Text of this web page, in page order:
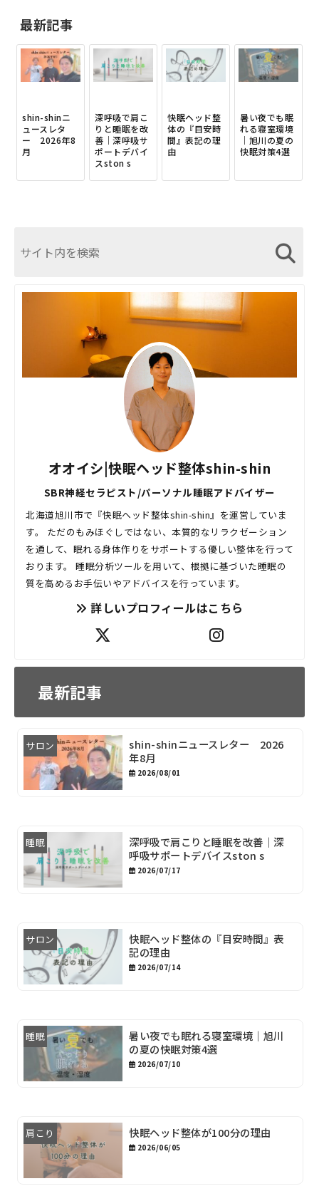
最新記事
shin-shinニ
ュースレタ
ー 2026年8
月
深呼吸で肩こ
りと睡眠を改
善｜深呼吸サ
ポートデバイ
スston s
快眠ヘッド整
体の『目安時
間』表記の理
由
暑い夜でも眠
れる寝室環境
｜旭川の夏の
快眠対策4選
オオイシ|快眠ヘッド整体shin-shin
SBR神経セラピスト/パーソナル睡眠アドバイザー
北海道旭川市で『快眠ヘッド整体shin-shin』を運営していま
す。 ただのもみほぐしではない、本質的なリラクゼーション
を通して、眠れる身体作りをサポートする優しい整体を行って
おります。 睡眠分析ツールを用いて、根拠に基づいた睡眠の
質を高めるお手伝いやアドバイスを行っています。
詳しいプロフィールはこちら
最新記事
サロン
shin-shinニュースレター 2026
年8月
2026/08/01
睡眠
深呼吸で肩こりと睡眠を改善｜深
呼吸サポートデバイスston s
2026/07/17
サロン
快眠ヘッド整体の『目安時間』表
記の理由
2026/07/14
睡眠
暑い夜でも眠れる寝室環境｜旭川
の夏の快眠対策4選
2026/07/10
肩こり 快眠ヘッド整体が100分の理由
2026/06/05